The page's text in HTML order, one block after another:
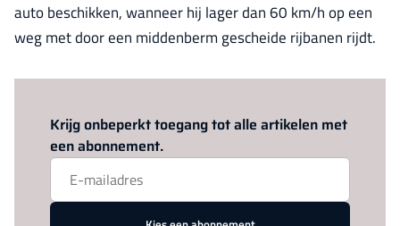
auto beschikken, wanneer hij lager dan 60 km/h op een
weg met door een middenberm gescheide rijbanen rijdt.
Krijg onbeperkt toegang tot alle artikelen met
een abonnement.